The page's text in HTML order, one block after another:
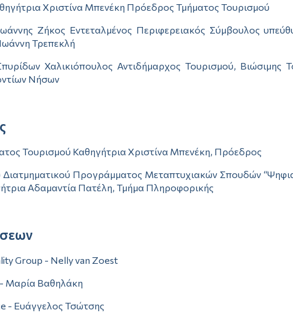
Χριστίνα Μπενέκη Πρόεδρος Τμήματος Τουρισμού
Ζήκος Εντεταλμένος Περιφερειακός Σύμβουλος
Τρεπεκλή
Χαλικιόπουλος Αντιδήμαρχος Τουρισμού, Βιώσιμης
Νήσων
Τουρισμού Καθηγήτρια Χριστίνα Μπενέκη, Πρόεδρος
Προγράμματος Μεταπτυχιακών Σπουδών
Αδαμαντία Πατέλη, Τμήμα Πληροφορικής
Group - Nelly van Zoest
Μαρία Βαθηλάκη
- Ευάγγελος Τσώτσης